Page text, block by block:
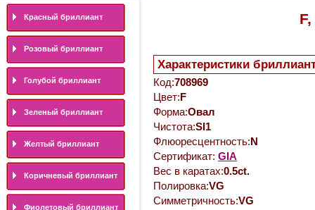
Красный бриллиант
Розовый бриллиант
Голубой бриллиант
Зеленый бриллиант
Желтый бриллиант
Коричневый бриллиант
Фиолетовый бриллиант
Характеристики
Код:708969
Цвет:F
Форма:Овал
Чистота:SI1
Флюоресцентность:N
Сертификат: GIA
Вес в каратах:0.5ct.
Полировка:VG
Симметричность:VG